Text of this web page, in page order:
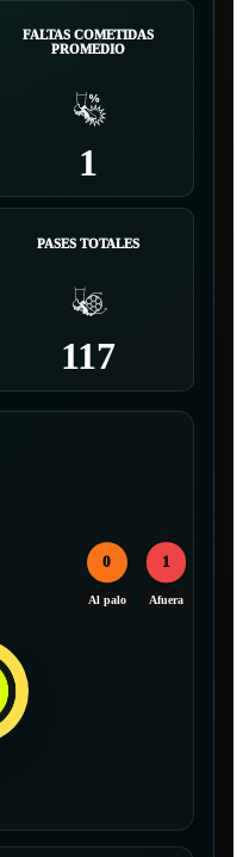
FALTAS COMETIDAS
PROMEDIO
1
PASES TOTALES
117
0
Al palo
1
Afuera